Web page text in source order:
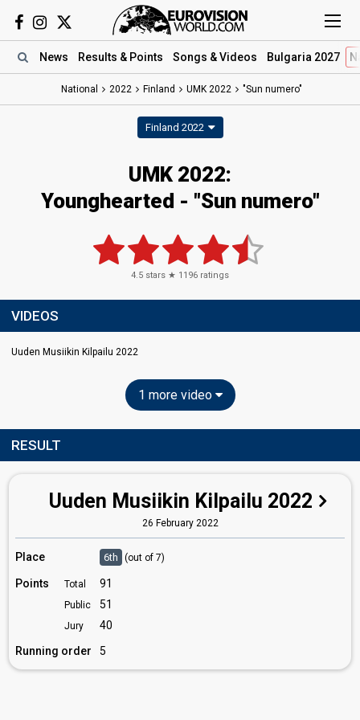
News Results & Points Songs & Videos Bulgaria 2027
National 2022 Finland UMK 2022 "Sun numero"
Finland 2022
UMK 2022:
Younghearted - "Sun numero"
4.5 stars ★ 1196 ratings
VIDEOS
Uuden Musiikin Kilpailu 2022
1 more video
RESULT
Uuden Musiikin Kilpailu 2022
26 February 2022
Place 6th (out of 7)
Points Total 91
Public 51
Jury
40
Running order
5